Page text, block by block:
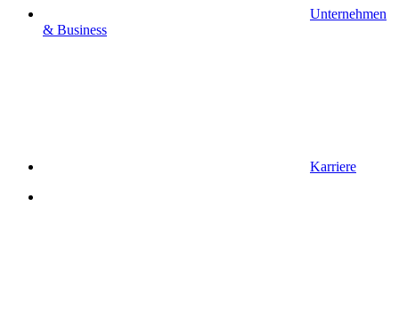
Unternehmen
& Business
Karriere